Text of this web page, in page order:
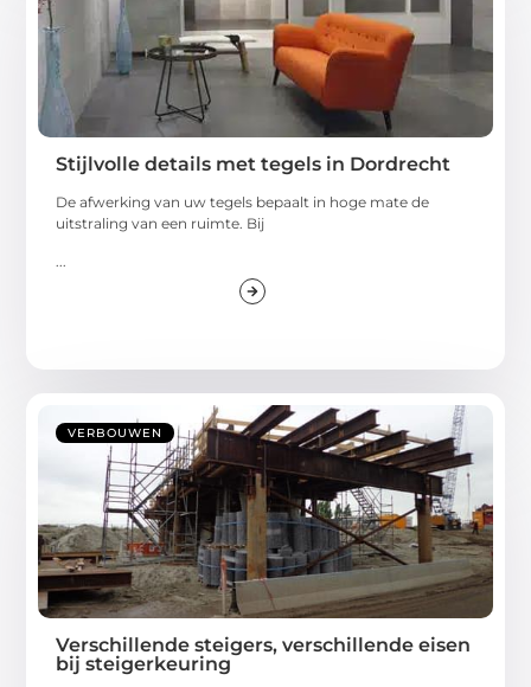
Stijlvolle details met tegels in Dordrecht
De afwerking van uw tegels bepaalt in hoge mate de
uitstraling van een ruimte. Bij
...
VERBOUWEN
Verschillende steigers, verschillende eisen
bij steigerkeuring